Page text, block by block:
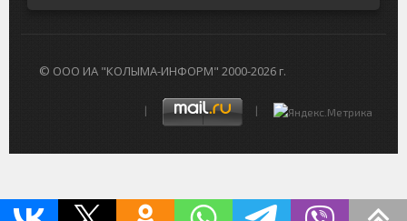
© ООО ИА "КОЛЫМА-ИНФОРМ" 2000-2026 г.